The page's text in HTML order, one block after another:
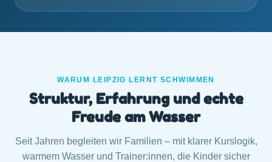
WARUM LEIPZIG LERNT SCHWIMMEN
Struktur, Erfahrung und echte
Freude am Wasser
Seit Jahren begleiten wir Familien – mit klarer Kurslogik,
warmem Wasser und Trainer:innen, die Kinder sicher